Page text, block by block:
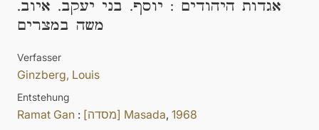
אגדות היהודים : יוסף. בני יעקב. איוב.
משה במצרים
Verfasser
Ginzberg, Louis
Entstehung
Ramat Gan : [מסדה] Masada, 1968